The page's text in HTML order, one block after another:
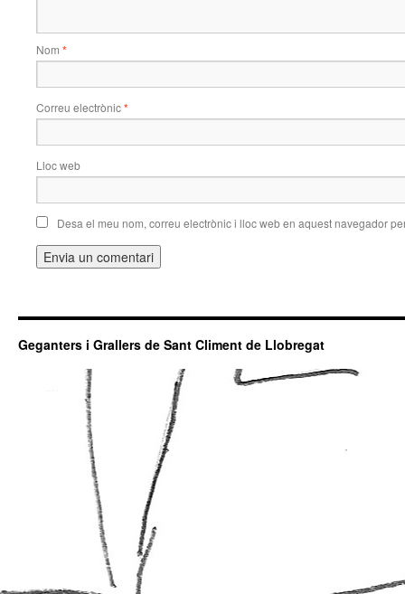
Nom *
Correu electrònic*
Lloc web
Desa el meu nom, correu electrònic i lloc web en aquest navegador
Geganters i Grallers de Sant Climent de Llobregat